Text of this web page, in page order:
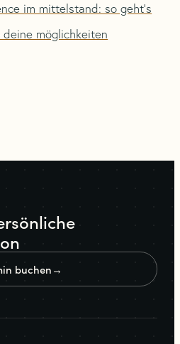
im mittelstand: so geht’s
möglichkeiten
buchen→